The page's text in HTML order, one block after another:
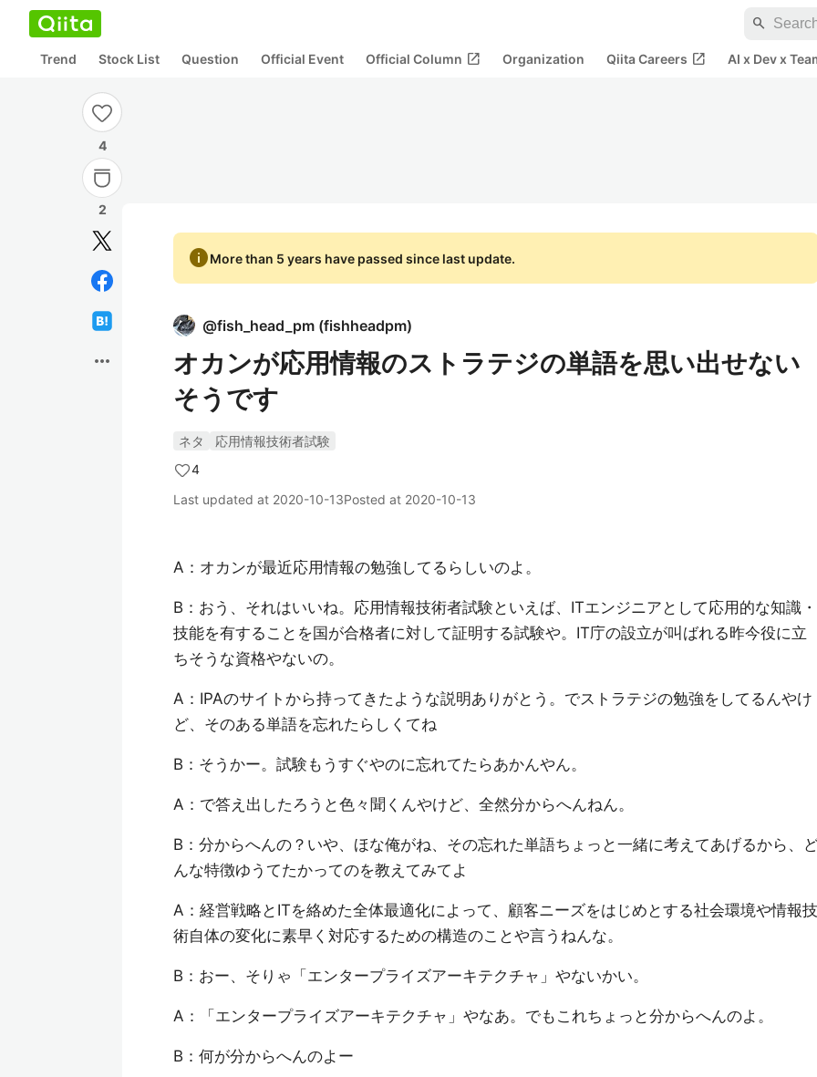
search
Trend Stock List Question Official Event Official Column open_in_new Organization Qiita Careers open_in_new AI x Dev x
4
2
more_horiz
infoMore than 5 years have passed since last update.
@fish_head_pm (fishheadpm)
オカンが応用情報のストラテジの単語を思い出せない
そうです
ネタ
応用情報技術者試験
4
Last updated at 2020-10-13Posted at 2020-10-13
A：オカンが最近応用情報の勉強してるらしいのよ。
B：おう、それはいいね。応用情報技術者試験といえば、ITエンジニアとして応用的な知識・
技能を有することを国が合格者に対して証明する試験や。IT庁の設立が叫ばれる昨今役に立
ちそうな資格やないの。
A：IPAのサイトから持ってきたような説明ありがとう。でストラテジの勉強をしてるんやけ
ど、そのある単語を忘れたらしくてね
B：そうかー。試験もうすぐやのに忘れてたらあかんやん。
A：で答え出したろうと色々聞くんやけど、全然分からへんねん。
B：分からへんの？いや、ほな俺がね、その忘れた単語ちょっと一緒に考えてあげるから、
んな特徴ゆうてたかってのを教えてみてよ
A：経営戦略とITを絡めた全体最適化によって、顧客ニーズをはじめとする社会環境や情報技
術自体の変化に素早く対応するための構造のことや言うねんな。
B：おー、そりゃ「エンタープライズアーキテクチャ」やないかい。
A：「エンタープライズアーキテクチャ」やなあ。でもこれちょっと分からへんのよ。
B：何が分からへんのよー